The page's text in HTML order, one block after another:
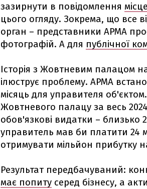
зазирнути в повідомлення
цього огляду. Зокрема, що все
орган – представники АРМА
фотографій. А для публічної
Історія з Жовтневим палацом
ілюструє проблему. АРМА
місяць для управителя
Жовтневого палацу за весь
обов'язкові видатки – близько
управитель мав би платити 24
отримувати мільйон прибутку
Результат передбачуваний:
має попиту серед бізнесу, а